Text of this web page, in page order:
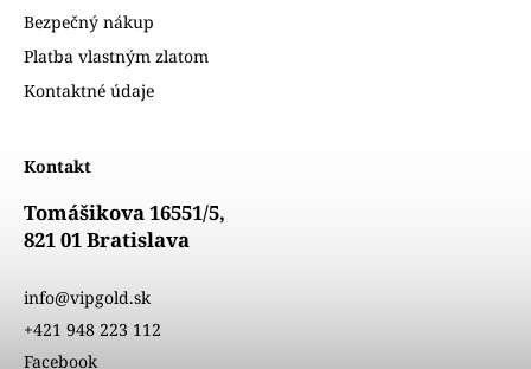
Bezpečný nákup
Platba vlastným zlatom
Kontaktné údaje
Kontakt
Tomášikova 16551/5,
821 01 Bratislava
info@vipgold.sk
+421 948 223 112
Facebook